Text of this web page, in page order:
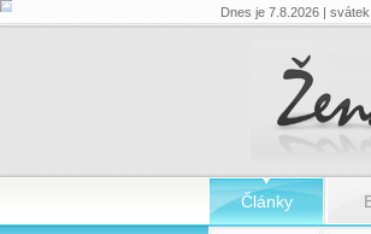
Dnes je 7.8.2026 |
Články